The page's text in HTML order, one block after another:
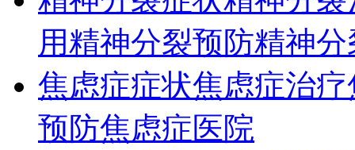
用精神分裂预防精神
焦虑症症状焦虑症治疗
预防焦虑症医院